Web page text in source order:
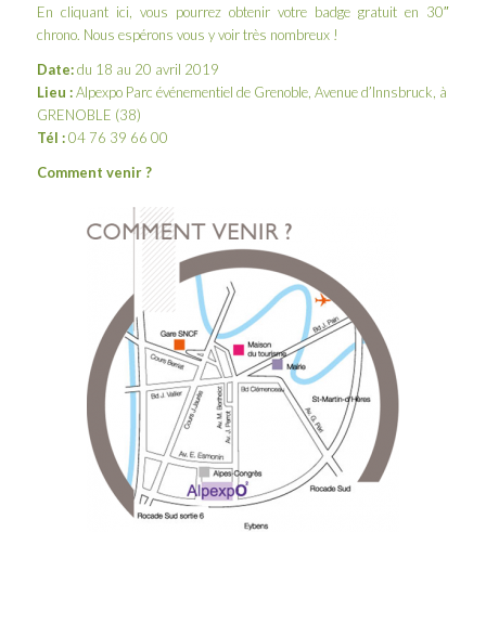
En cliquant ici, vous pourrez obtenir votre badge gratuit en 30″
chrono. Nous espérons vous y voir très nombreux !
Date:du 18 au 20 avril 2019
Lieu :Alpexpo Parc événementiel de Grenoble, Avenue d’Innsbruck, à
GRENOBLE (38)
Tél :04 76 39 66 00
Comment venir ?